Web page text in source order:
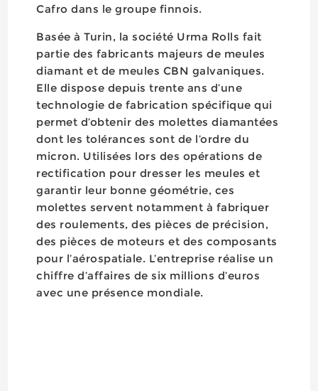
Cafro dans le groupe finnois.
Basée à Turin, la société Urma Rolls fait
partie des fabricants majeurs de meules
diamant et de meules CBN galvaniques.
Elle dispose depuis trente ans d’une
technologie de fabrication spécifique qui
permet d’obtenir des molettes diamantées
dont les tolérances sont de l’ordre du
micron. Utilisées lors des opérations de
rectification pour dresser les meules et
garantir leur bonne géométrie, ces
molettes servent notamment à fabriquer
des roulements, des pièces de précision,
des pièces de moteurs et des composants
pour l’aérospatiale. L’entreprise réalise un
chiffre d’affaires de six millions d’euros
avec une présence mondiale.